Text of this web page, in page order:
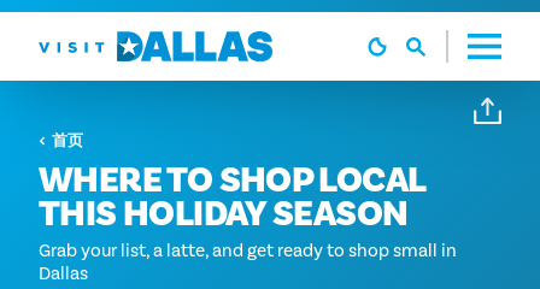
跳转到内容
首页
WHERE TO SHOP LOCAL
THIS HOLIDAY SEASON
Grab your list, a latte, and get ready to shop small in
Dallas